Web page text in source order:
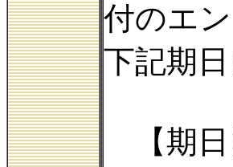
付のエ
下記期
【期日